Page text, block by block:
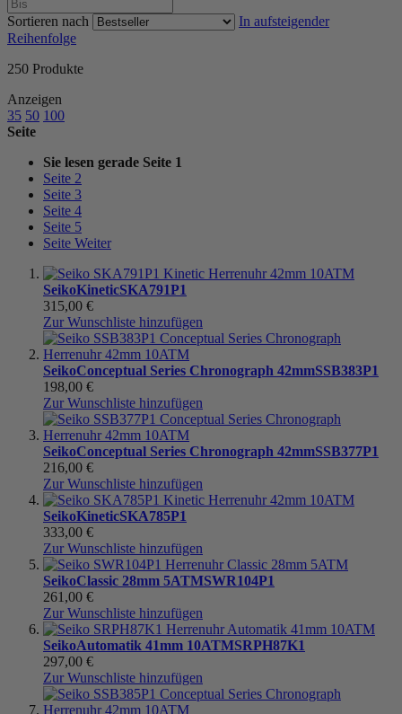
Sortieren nach
In aufsteigender
Reihenfolge
250 Produkte
Anzeigen
35 50 100
Seite
Sie lesen gerade Seite 1
Seite 2
Seite 3
Seite 4
Seite 5
Seite Weiter
SeikoKineticSKA791P1
315,00 €
Zur Wunschliste hinzufügen
SeikoConceptual Series Chronograph 42mmSSB383P1
198,00 €
Zur Wunschliste hinzufügen
SeikoConceptual Series Chronograph 42mmSSB377P1
216,00 €
Zur Wunschliste hinzufügen
SeikoKineticSKA785P1
333,00 €
Zur Wunschliste hinzufügen
SeikoClassic 28mm 5ATMSWR104P1
261,00 €
Zur Wunschliste hinzufügen
SeikoAutomatik 41mm 10ATMSRPH87K1
297,00 €
Zur Wunschliste hinzufügen